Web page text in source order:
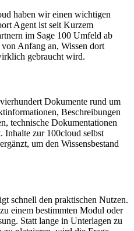
haben wir einen wichtigen
Agent ist seit Kurzem
im Sage 100 Umfeld ab
Anfang an, Wissen dort
gebraucht wird.
Dokumente rund um
Beschreibungen
technische Dokumentationen
Inhalte zur 100cloud selbst
um den Wissensbestand
schnell den praktischen Nutzen.
einem bestimmten Modul oder
Statt lange in Unterlagen zu